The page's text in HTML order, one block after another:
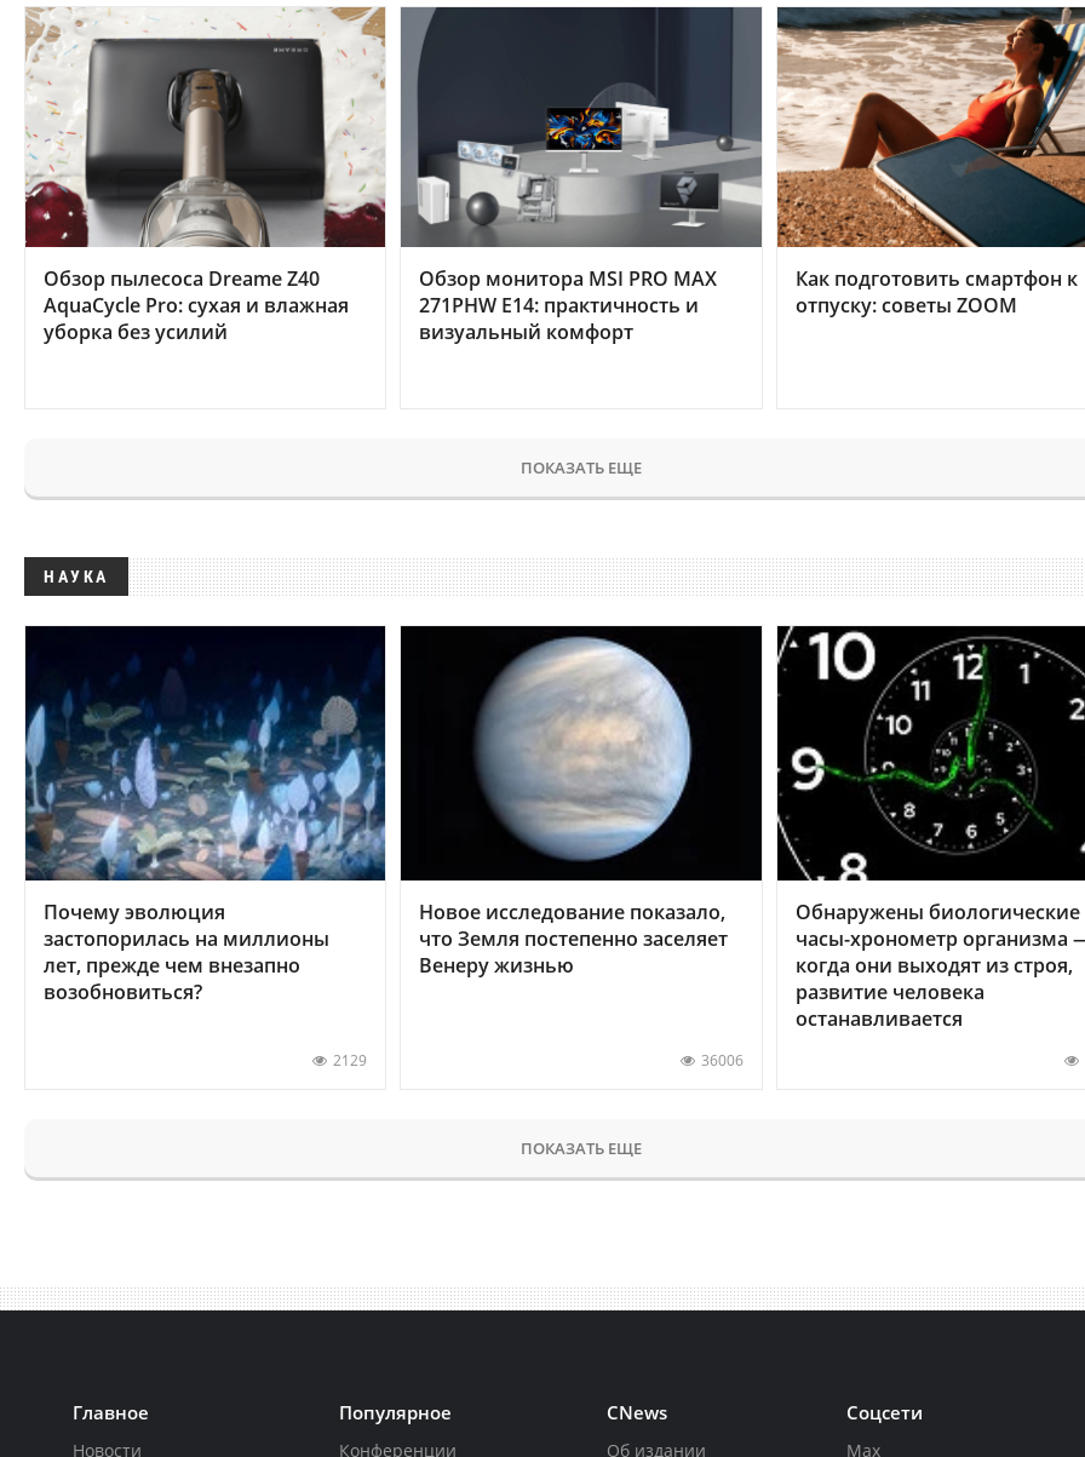
Обзор пылесоса Dreame Z40
AquaCycle Pro: сухая и влажная
уборка без усилий
Обзор монитора MSI PRO MAX
271PHW E14: практичность и
визуальный комфорт
Как подготовить смартфон к
отпуску: советы ZOOM
ПОКАЗАТЬ ЕЩЕ
НАУКА
Почему эволюция
застопорилась на миллионы
лет, прежде чем внезапно
возобновиться?
2129
Новое исследование показало,
что Земля постепенно заселяет
Венеру жизнью
36006
Обнаружены биологические
часы-хронометр организма
когда они выходят из строя,
развитие человека
останавливается
ПОКАЗАТЬ ЕЩЕ
Главное
Новости
Популярное
Конференции
CNews
Об издании
Соцсети
Max